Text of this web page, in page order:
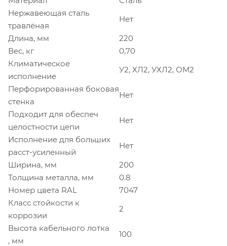
Нержавеющая сталь
травлёная
Нет
Длина, мм
220
Вес, кг
0,70
Климатическое
исполнение
У2, ХЛ2, УХЛ2, ОМ2
Перфорированная боковая
стенка
Нет
Подходит для обеспеч
целостности цепи
Нет
Исполнение для больших
расст-усиленный
Нет
Ширина, мм
200
Толщина металла, мм
0.8
Номер цвета RAL
7047
Класс стойкости к
коррозии
2
Высота кабельного лотка
, мм
100